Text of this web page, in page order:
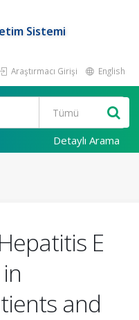
Sistemi
Araştırmacı Girişi English
Detaylı Arama
E
and